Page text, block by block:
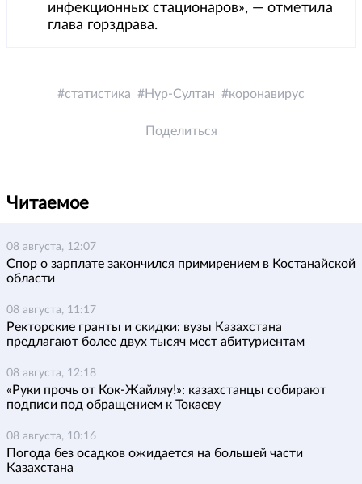
инфекционных стационаров», — отметила
глава горздрава.
статистика Нур-Султан коронавирус
Поделиться
Читаемое
08 августа, 12:07
Спор о зарплате закончился примирением в Костанайской
области
08 августа, 11:17
Ректорские гранты и скидки: вузы Казахстана
предлагают более двух тысяч мест абитуриентам
08 августа, 12:18
«Руки прочь от Кок-Жайляу!»: казахстанцы собирают
подписи под обращением к Токаеву
08 августа, 10:16
Погода без осадков ожидается на большей части
Казахстана